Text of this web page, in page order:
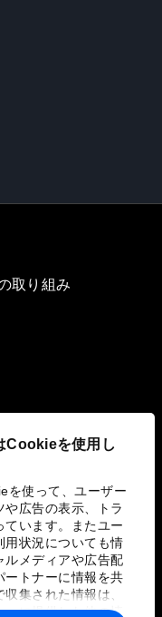
Cookieを使用し
を使って、ユーザー
広告の表示、トラ
ています。またユー
用状況についても情
ルメディアや広告配
ートナーに情報を共
集された情報は、
ーに提供した他の情
取り組み